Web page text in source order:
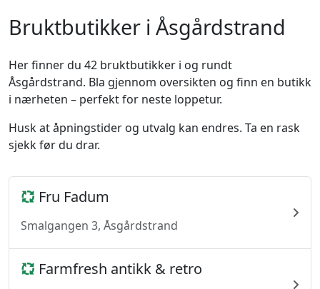
Bruktbutikker i Åsgårdstrand
Her finner du 42 bruktbutikker i og rundt
Åsgårdstrand. Bla gjennom oversikten og finn en butikk
i nærheten – perfekt for neste loppetur.
Husk at åpningstider og utvalg kan endres. Ta en rask
sjekk før du drar.
Fru Fadum
Smalgangen 3, Åsgårdstrand
Farmfresh antikk & retro